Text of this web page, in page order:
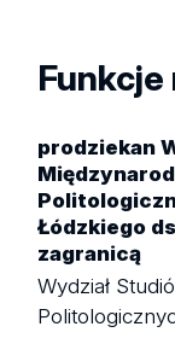
Funkcje
prodziekan
Łódzkiego
zagranicą
Wydział